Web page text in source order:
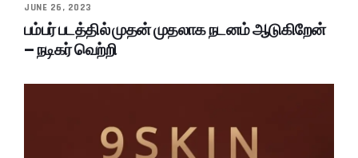
JUNE 26, 2023
பம்பர் படத்தில் முதன் முதலாக நடனம் ஆடுகிறேன்
– நடிகர் வெற்றி